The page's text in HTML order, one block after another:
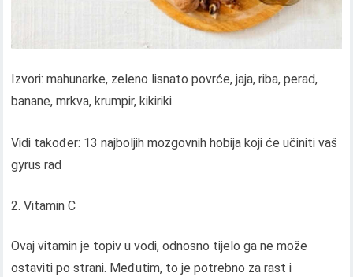
Izvori: mahunarke, zeleno lisnato povrće, jaja, riba, perad,
banane, mrkva, krumpir, kikiriki.
Vidi također: 13 najboljih mozgovnih hobija koji će učiniti vaš
gyrus rad
Vitamin C
Ovaj vitamin je topiv u vodi, odnosno tijelo ga ne može
ostaviti po strani. Međutim, to je potrebno za rast i